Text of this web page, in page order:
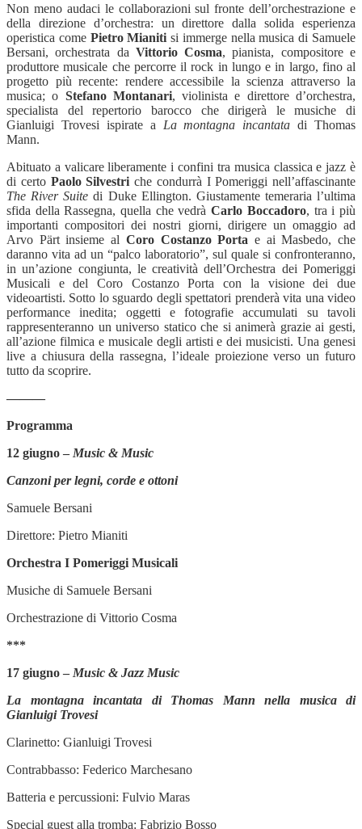
Non meno audaci le collaborazioni sul fronte dell’orchestrazione e
della direzione d’orchestra: un direttore dalla solida esperienza
operistica come Pietro Mianitisi immerge nella musica di Samuele
Bersani, orchestrata da Vittorio Cosma, pianista, compositore e
produttore musicale che percorre il rock in lungo e in largo, fino al
progetto più recente: rendere accessibile la scienza attraverso la
musica; o Stefano Montanari, violinista e direttore d’orchestra,
specialista del repertorio barocco che dirigerà le musiche di
Gianluigi Trovesi ispirate a La montagna incantatadi Thomas
Mann.
Abituato a valicare liberamente i confini tra musica classica e jazz è
di certo Paolo Silvestri che condurrà I Pomeriggi nell’affascinante
The River Suitedi Duke Ellington. Giustamente temeraria l’ultima
sfida della Rassegna, quella che vedràCarlo Boccadoro, tra i più
importanti compositori dei nostri giorni, dirigere un omaggio ad
Arvo Pärt insieme al Coro Costanzo Porta e ai Masbedo, che
daranno vita ad un “palco laboratorio”, sul quale si confronteranno,
in un’azione congiunta, le creatività dell’Orchestra dei Pomeriggi
Musicali e del Coro Costanzo Porta con la visione dei due
videoartisti. Sotto lo sguardo degli spettatori prenderà vita una video
performance inedita; oggetti e fotografie accumulati su tavoli
rappresenteranno un universo statico che si animerà grazie ai gesti,
all’azione filmica e musicale degli artisti e dei musicisti. Una genesi
live a chiusura della rassegna, l’ideale proiezione verso un futuro
tutto da scoprire.
———
Programma
12 giugno – Music & Music
Canzoni per legni, corde e ottoni
Samuele Bersani
Direttore: Pietro Mianiti
Orchestra I Pomeriggi Musicali
Musiche di Samuele Bersani
Orchestrazione di Vittorio Cosma
***
17 giugno – Music & Jazz Music
La montagna incantata di Thomas Mann nella musica di
Gianluigi Trovesi
Clarinetto: Gianluigi Trovesi
Contrabbasso: Federico Marchesano
Batteria e percussioni: Fulvio Maras
Special guest alla tromba: Fabrizio Bosso